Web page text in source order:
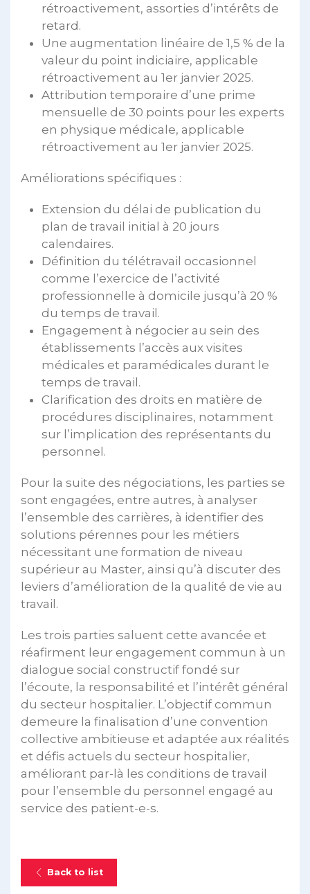
rétroactivement, assorties d’intérêts de
retard.
Une augmentation linéaire de 1,5 % de la
valeur du point indiciaire, applicable
rétroactivement au 1er janvier 2025.
Attribution temporaire d’une prime
mensuelle de 30 points pour les experts
en physique médicale, applicable
rétroactivement au 1er janvier 2025.
Améliorations spécifiques :
Extension du délai de publication du
plan de travail initial à 20 jours
calendaires.
Définition du télétravail occasionnel
comme l’exercice de l’activité
professionnelle à domicile jusqu’à 20 %
du temps de travail.
Engagement à négocier au sein des
établissements l’accès aux visites
médicales et paramédicales durant le
temps de travail.
Clarification des droits en matière de
procédures disciplinaires, notamment
sur l’implication des représentants du
personnel.
Pour la suite des négociations, les parties se
sont engagées, entre autres, à analyser
l’ensemble des carrières, à identifier des
solutions pérennes pour les métiers
nécessitant une formation de niveau
supérieur au Master, ainsi qu’à discuter des
leviers d’amélioration de la qualité de vie au
travail.
Les trois parties saluent cette avancée et
réafirment leur engagement commun à un
dialogue social constructif fondé sur
l’écoute, la responsabilité et l’intérêt général
du secteur hospitalier. L’objectif commun
demeure la finalisation d’une convention
collective ambitieuse et adaptée aux réalités
et défis actuels du secteur hospitalier,
améliorant par-là les conditions de travail
pour l’ensemble du personnel engagé au
service des patient-e-s.
Back to list